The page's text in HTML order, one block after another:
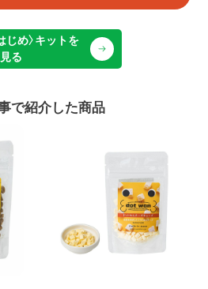
じめ〉キットを
る
で紹介した商品